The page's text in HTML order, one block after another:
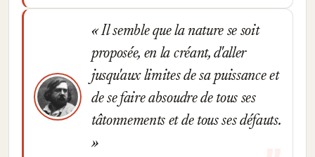
Il semble que la nature se soit
proposée, en la créant, d'aller
jusqu'aux limites de sa puissance et
de se faire absoudre de tous ses
tâtonnements et de tous ses défauts.